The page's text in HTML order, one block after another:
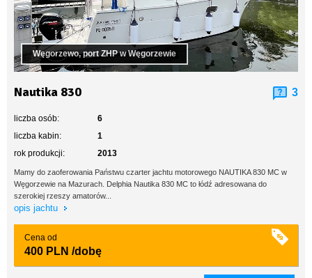
Węgorzewo, port ZHP w Węgorzewie
Nautika 830 3
liczba osób:
6
liczba kabin:
1
rok produkcji:
2013
Mamy do zaoferowania Państwu czarter jachtu motorowego NAUTIKA 830 MC w
Węgorzewie na Mazurach. Delphia Nautika 830 MC to łódź adresowana do
szerokiej rzeszy amatorów...
opis jachtu
Cena od
400 PLN /dobę